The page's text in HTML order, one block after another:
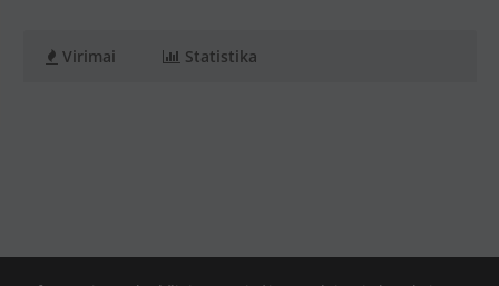
Virimai Statistika